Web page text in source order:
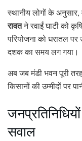
स्थानीय लोगों के अनुसार,
रावतने रवाईं घाटी को
परियोजना को धरातल
दशक का समय लग गया।
अब जब मंडी भवन पूरी
किसानों की उम्मीदों पर
सवाल